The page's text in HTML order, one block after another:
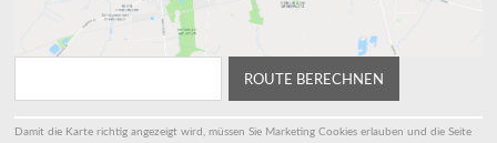
Damit die Karte richtig angezeigt wird, müssen Sie Marketing Cookies erlauben und die Seite